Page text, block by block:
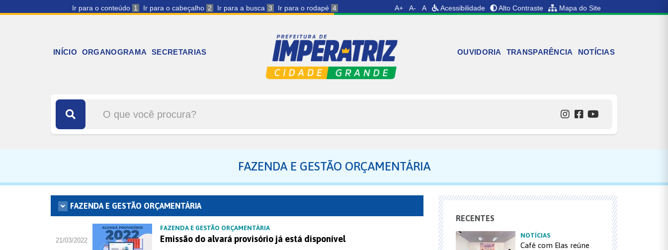
Ir para o conteúdo 1 Ir para o cabeçalho 2 Ir para a busca 3 Ir para o rodapé 4 A+ A- A Acessibilidade Alto Contraste Mapa do Site
INÍCIO ORGANOGRAMA SECRETARIAS OUVIDORIA TRANSPARÊNCIA NOTÍCIAS
FAZENDA E GESTÃO ORÇAMENTÁRIA
FAZENDA E GESTÃO ORÇAMENTÁRIA
21/03/2022
FAZENDA E GESTÃO ORÇAMENTÁRIA
Emissão do alvará provisório já está disponível
RECENTES
NOTÍCIAS
Café com Elas reúne